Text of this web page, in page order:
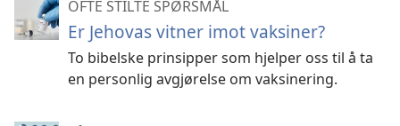
OFTE STILTE SPØRSMÅL
Er Jehovas vitner imot vaksiner?
To bibelske prinsipper som hjelper oss til å ta
en personlig avgjørelse om vaksinering.